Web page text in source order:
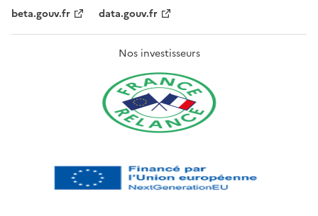
beta.gouv.fr
data.gouv.fr
Nos investisseurs